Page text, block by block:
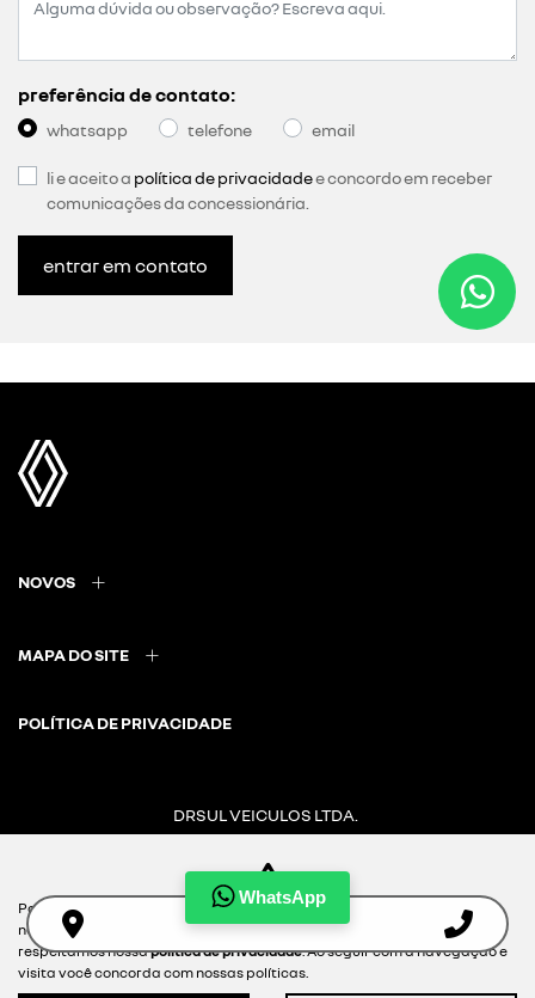
WhatsApp
preferência de contato:
whatsapp telefone email
li e aceito a política de privacidadee concordo em receber
comunicações da concessionária.
entrar em contato
NOVOS
MAPA DO SITE
POLÍTICA DE PRIVACIDADE
DRSUL VEICULOS LTDA.
CNPJ: 02.847.681/0017-10
Desacelere. Seu bem maior é a vida.
Para otimizar sua experiência durante a navegação, fazemos uso de
nossa política de cookies e para proteger seus dados pessoais
respeitamos nossapolítica de privacidade. Ao seguir com a navegação e
visita você concorda com nossas políticas.